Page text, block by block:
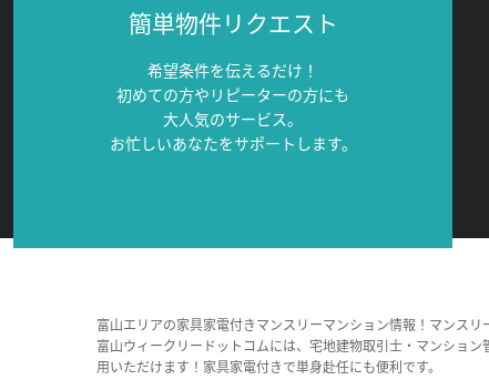
簡単物件リクエスト
希望条件を伝えるだけ！
初めての方やリピーターの方にも
大人気のサービス。
お忙しいあなたをサポートします。
富山エリアの家具家電付きマンスリーマンション情報！マンス
富山ウィークリードットコムには、宅地建物取引士・マンショ
用いただけます！家具家電付きで単身赴任にも便利です。